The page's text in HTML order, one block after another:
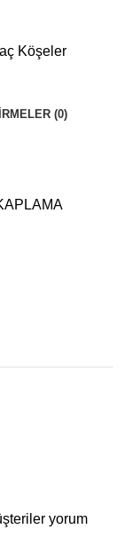
Köşeler
(0)
yorum